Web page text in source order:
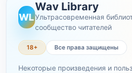
WL
Wav Library
Ультрасовременная
сообщество читателей
18+ Все права защищены
Некоторые произведения и